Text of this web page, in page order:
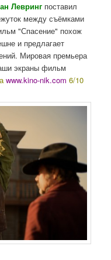
Левринг поставил
между съёмками
"Спасение" похож
и предлагает
Мировая премьера
экраны фильм
www.kino-nik.com6/10